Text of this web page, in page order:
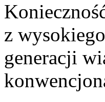
z
generacji